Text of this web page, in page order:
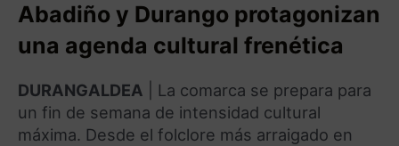
Abadiño y Durango protagonizan
una agenda cultural frenética
DURANGALDEA | La comarca se prepara para
un fin de semana de intensidad cultural
máxima. Desde el folclore más arraigado en